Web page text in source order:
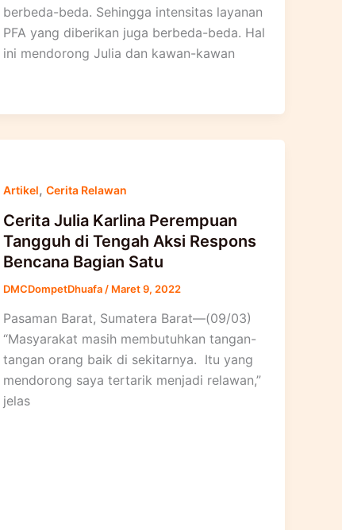
berbeda-beda. Sehingga intensitas layanan
PFA yang diberikan juga berbeda-beda. Hal
ini mendorong Julia dan kawan-kawan
Artikel,Cerita Relawan
Cerita Julia Karlina Perempuan
Tangguh di Tengah Aksi Respons
Bencana Bagian Satu
DMCDompetDhuafa / Maret 9, 2022
Pasaman Barat, Sumatera Barat—(09/03)
“Masyarakat masih membutuhkan tangan-
tangan orang baik di sekitarnya. Itu yang
mendorong saya tertarik menjadi relawan,”
jelas